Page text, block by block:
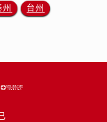
州 台州